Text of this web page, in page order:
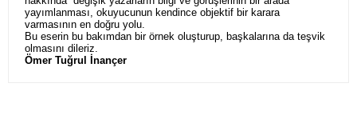
yayımlanması, okuyucunun kendince objektif bir karara
varmasının en doğru yolu.
Bu eserin bu bakımdan bir örnek oluşturup, başkalarına da teşvik
olmasını dileriz.
Ömer Tuğrul İnançer